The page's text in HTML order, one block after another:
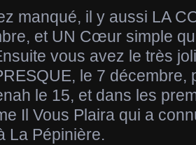
manqué, il y aussi LA
et UN Cœur simple
vous avez le très
le 7 décembre,
le 15, et dans les
Il Vous Plaira qui a
La Pépinière.